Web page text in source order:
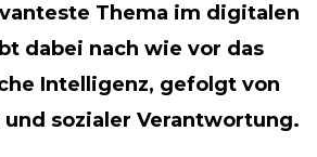
Thema im digitalen
dabei nach wie vor das
Intelligenz, gefolgt von
sozialer Verantwortung.